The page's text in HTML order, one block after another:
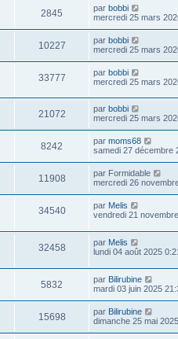
2845 par bobbi
mercredi 25 mars
10227 par bobbi
mercredi 25 mars
33777 par bobbi
mercredi 25 mars
21072 par bobbi
mercredi 25 mars
8242 par moms68
samedi 27 décembre
11908 par Formidable
mercredi 26
34540 par Melis
vendredi 21
32458 par Melis
lundi 04 août 2025
5832 par Bilirubine
mardi 03 juin 2025
15698 par Bilirubine
dimanche 25 mai